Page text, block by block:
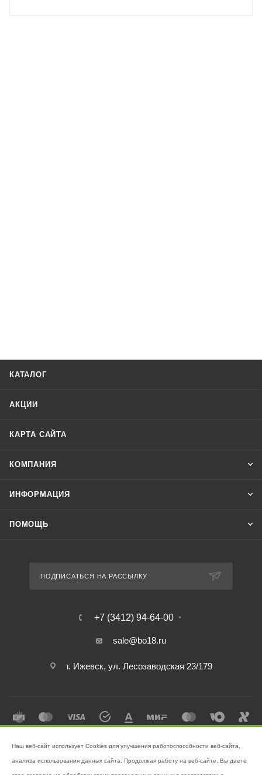
КАТАЛОГ
АКЦИИ
КАРТА САЙТА
КОМПАНИЯ
ИНФОРМАЦИЯ
ПОМОЩЬ
ПОДПИСАТЬСЯ НА РАССЫЛКУ
+7 (3412) 94-64-00
sale@bo18.ru
г. Ижевск, ул. Лесозаводская 23/179
поддержании чистоты!
Наш веб-сайт использует Cookies для улучшения работоспособности веб-сайта,
анализа использования данных сайта. Продолжая работу на веб-сайте, Вы даете